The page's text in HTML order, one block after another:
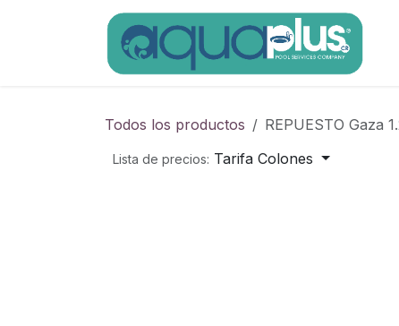
Todos los productos REPUESTO Gaza
Lista de precios: Tarifa Colones